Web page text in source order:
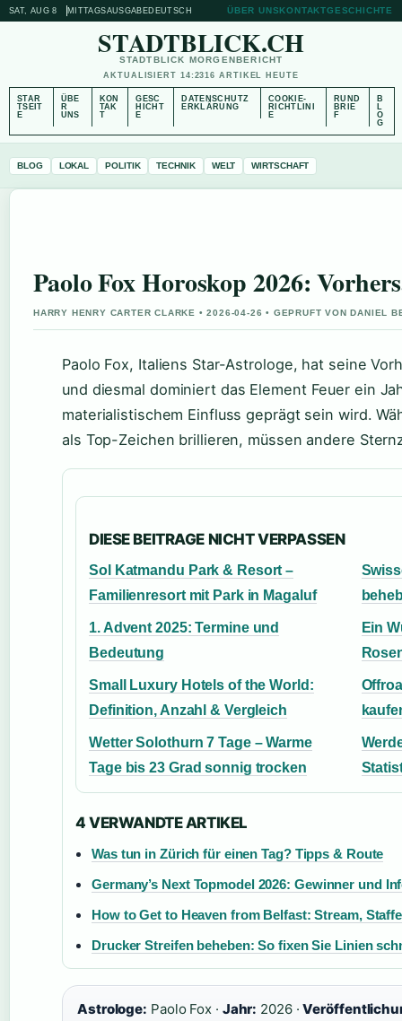
SAT, AUG 8 MITTAGSAUSGABEDEUTSCH ÜBER UNSKONTAKTGESCHICHTE
STADTBLICK.CH
STADTBLICK MORGENBERICHT
AKTUALISIERT 14:2316 ARTIKEL HEUTE
STAR
TSEIT
E
ÜBE
R
UNS
KON
TAK
T
GESC
HICHT
E
DATENSCHUTZ
ERKLÄRUNG
COOKIE-
RICHTLINI
E
RUND
BRIE
F
B
L
O
G
BLOG LOKAL POLITIK TECHNIK WELT WIRTSCHAFT
Paolo Fox Horoskop 2026:
HARRY HENRY CARTER CLARKE • 2026-04-26 • GEPRUFT VON DANIEL
Paolo Fox, Italiens Star-Astrologe, hat seine
und diesmal dominiert das Element Feuer ein
materialistischem Einfluss geprägt sein wird.
als Top-Zeichen brillieren, müssen andere
DIESE BEITRAGE NICHT VERPASSEN
Sol Katmandu Park & Resort –
Familienresort mit Park in Magaluf
1. Advent 2025: Termine und
Bedeutung
Ein
Small Luxury Hotels of the World:
Definition, Anzahl & Vergleich
Wetter Solothurn 7 Tage – Warme
Tage bis 23 Grad sonnig trocken
4 VERWANDTE ARTIKEL
Was tun in Zürich für einen Tag? Tipps & Route
Germany’s Next Topmodel 2026: Gewinner und
How to Get to Heaven from Belfast: Stream,
Drucker Streifen beheben: So fixen Sie Linien
Astrologe: Paolo Fox · Jahr: 2026 ·